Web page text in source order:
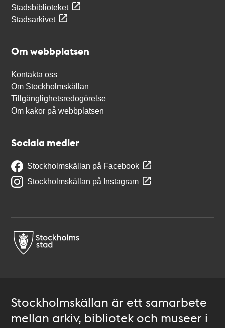
Stadsbiblioteket
Stadsarkivet
Om webbplatsen
Kontakta oss
Om Stockholmskällan
Tillgänglighetsredogörelse
Om kakor på webbplatsen
Sociala medier
Stockholmskällan på Facebook
Stockholmskällan på Instagram
Stockholmskällan är ett samarbete
mellan arkiv, bibliotek och museer i